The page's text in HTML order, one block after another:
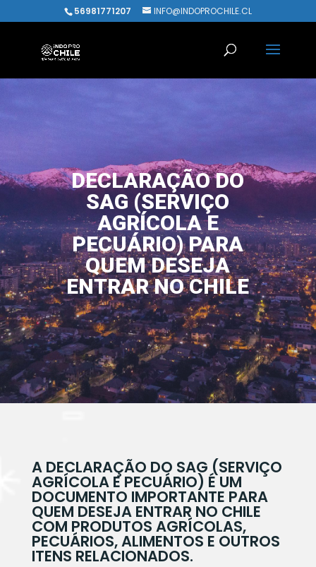
56981771207 INFO@INDOPROCHILE.CL
DECLARAÇÃO DO
SAG (SERVIÇO
AGRÍCOLA E
PECUÁRIO) PARA
QUEM DESEJA
ENTRAR NO CHILE
A DECLARAÇÃO DO SAG (SERVIÇO
AGRÍCOLA E PECUÁRIO) É UM
DOCUMENTO IMPORTANTE PARA
QUEM DESEJA ENTRAR NO CHILE
COM PRODUTOS AGRÍCOLAS,
PECUÁRIOS, ALIMENTOS E OUTROS
ITENS RELACIONADOS.